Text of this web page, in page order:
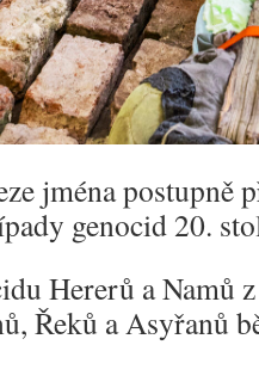
jména postupně
genocid 20.
Hererů a Namů
Řeků a Asyřanů